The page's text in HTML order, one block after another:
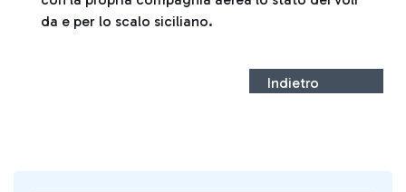
da e per lo scalo siciliano.
Indietro